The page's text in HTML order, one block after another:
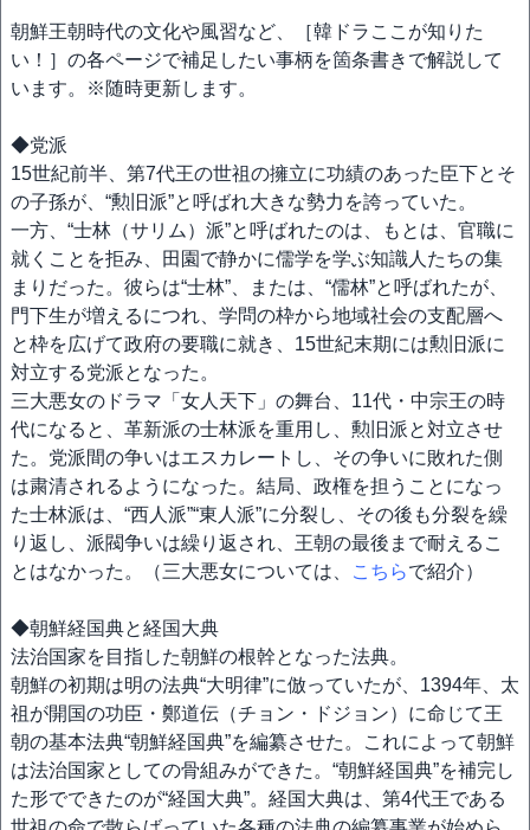
朝鮮王朝時代の文化や風習など、［韓ドラここが知りた
い！］の各ページで補足したい事柄を箇条書きで解説して
います。※随時更新します。
◆党派
15世紀前半、第7代王の世祖の擁立に功績のあった臣下とそ
の子孫が、“勲旧派”と呼ばれ大きな勢力を誇っていた。
一方、“士林（サリム）派”と呼ばれたのは、もとは、官職に
就くことを拒み、田園で静かに儒学を学ぶ知識人たちの集
まりだった。彼らは“士林”、または、“儒林”と呼ばれたが、
門下生が増えるにつれ、学問の枠から地域社会の支配層へ
と枠を広げて政府の要職に就き、15世紀末期には勲旧派に
対立する党派となった。
三大悪女のドラマ「女人天下」の舞台、11代・中宗王の時
代になると、革新派の士林派を重用し、勲旧派と対立させ
た。党派間の争いはエスカレートし、その争いに敗れた側
は粛清されるようになった。結局、政権を担うことになっ
た士林派は、“西人派”“東人派”に分裂し、その後も分裂を繰
り返し、派閥争いは繰り返され、王朝の最後まで耐えるこ
とはなかった。（三大悪女については、
こちらで紹介）
◆朝鮮経国典と経国大典
法治国家を目指した朝鮮の根幹となった法典。
朝鮮の初期は明の法典“大明律”に倣っていたが、1394年、太
祖が開国の功臣・鄭道伝（チョン・ドジョン）に命じて王
朝の基本法典“朝鮮経国典”を編纂させた。これによって朝鮮
は法治国家としての骨組みができた。“朝鮮経国典”を補完し
た形でできたのが“経国大典”。経国大典は、第4代王である